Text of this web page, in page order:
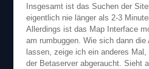
Insgesamt ist das Suchen der
eigentlich nie länger als 2-3
Allerdings ist das Map Interface
am rumbuggen. Wie sich dann
lassen, zeige ich ein anderes
der Betaserver abgeraucht. Sieht